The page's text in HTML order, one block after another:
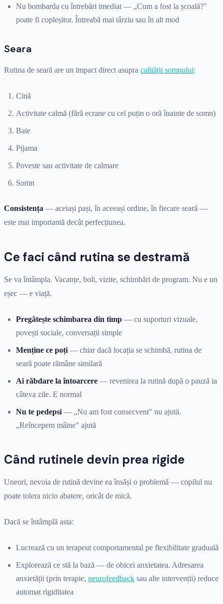
Nu bombarda cu întrebări imediat — „Cum a fost la școală?"
poate fi copleșitor. Întreabă mai târziu sau în alt mod
Seara
Rutina de seară are un impact direct asupra calității somnului:
Cină
Activitate calmă (fără ecrane cu cel puțin o oră înainte de somn)
Baie
Pijama
Poveste sau activitate de calmare
Somn
Consistența — aceiași pași, în aceeași ordine, în fiecare seară —
este mai importantă decât perfecțiunea.
Ce faci când rutina se destramă
Se va întâmpla. Vacanțe, boli, vizite, schimbări de program. Nu e un
eșec — e viață.
Pregătește schimbarea din timp — cu suporturi vizuale,
povești sociale, conversații simple
Menține ce poți — chiar dacă locația se schimbă, rutina de
seară poate rămâne similară
Ai răbdare la întoarcere — revenirea la rutină după o pauză ia
câteva zile. E normal
Nu te pedepsi — „Nu am fost consecvent" nu ajută.
„Reîncepem mâine" ajută
Când rutinele devin prea rigide
Uneori, nevoia de rutină devine ea însăși o problemă — copilul nu
poate tolera nicio abatere, oricât de mică.
Dacă se întâmplă asta:
Lucrează cu un terapeut comportamental pe flexibilitate graduală
Explorează ce stă la bază — de obicei anxietatea. Adresarea
anxietății (prin terapie, neurofeedback sau alte intervenții) reduce
automat rigiditatea